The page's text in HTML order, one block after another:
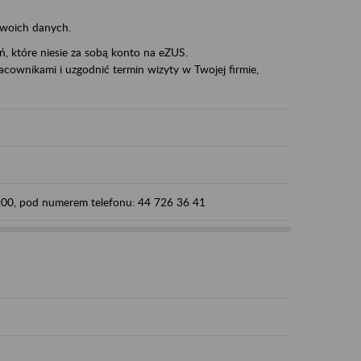
danych.
które niesie za sobą konto na eZUS.
i uzgodnić termin wizyty w Twojej firmie,
pod numerem telefonu: 44 726 36 41